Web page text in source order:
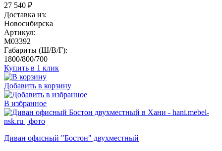
27 540 ₽
Доставка из:
Новосибирска
Артикул:
M03392
Габариты (Ш/В/Г):
1800/800/700
Купить в 1 клик
Добавить в корзину
В избранное
Диван офисный "Бостон" двухместный